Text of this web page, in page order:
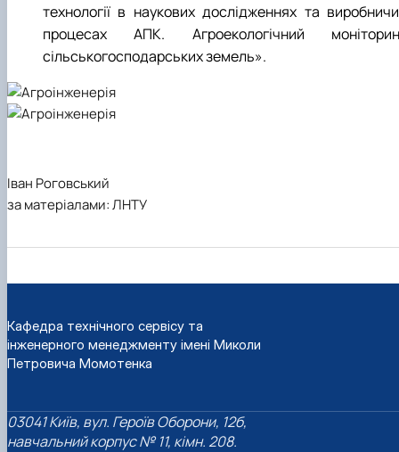
технології в наукових дослідженнях та
процесах АПК. Агроекологічний
сільськогосподарських земель».
Іван Роговський
за матеріалами: ЛНТУ
Кафедра технічного сервісу та
інженерного менеджменту імені Миколи
Петровича Момотенка
03041 Київ, вул. Героїв Оборони, 12б,
навчальний корпус № 11, кімн. 208.